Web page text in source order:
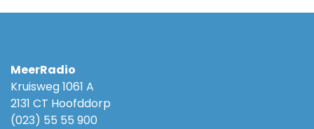
MeerRadio
Kruisweg 1061 A
2131 CT Hoofddorp
(023) 55 55 900